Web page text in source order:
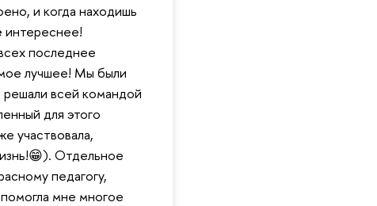
и когда находишь
интереснее!
последнее
лучшее! Мы были
всей командой
для этого
участвовала,
Отдельное
педагогу,
мне многое